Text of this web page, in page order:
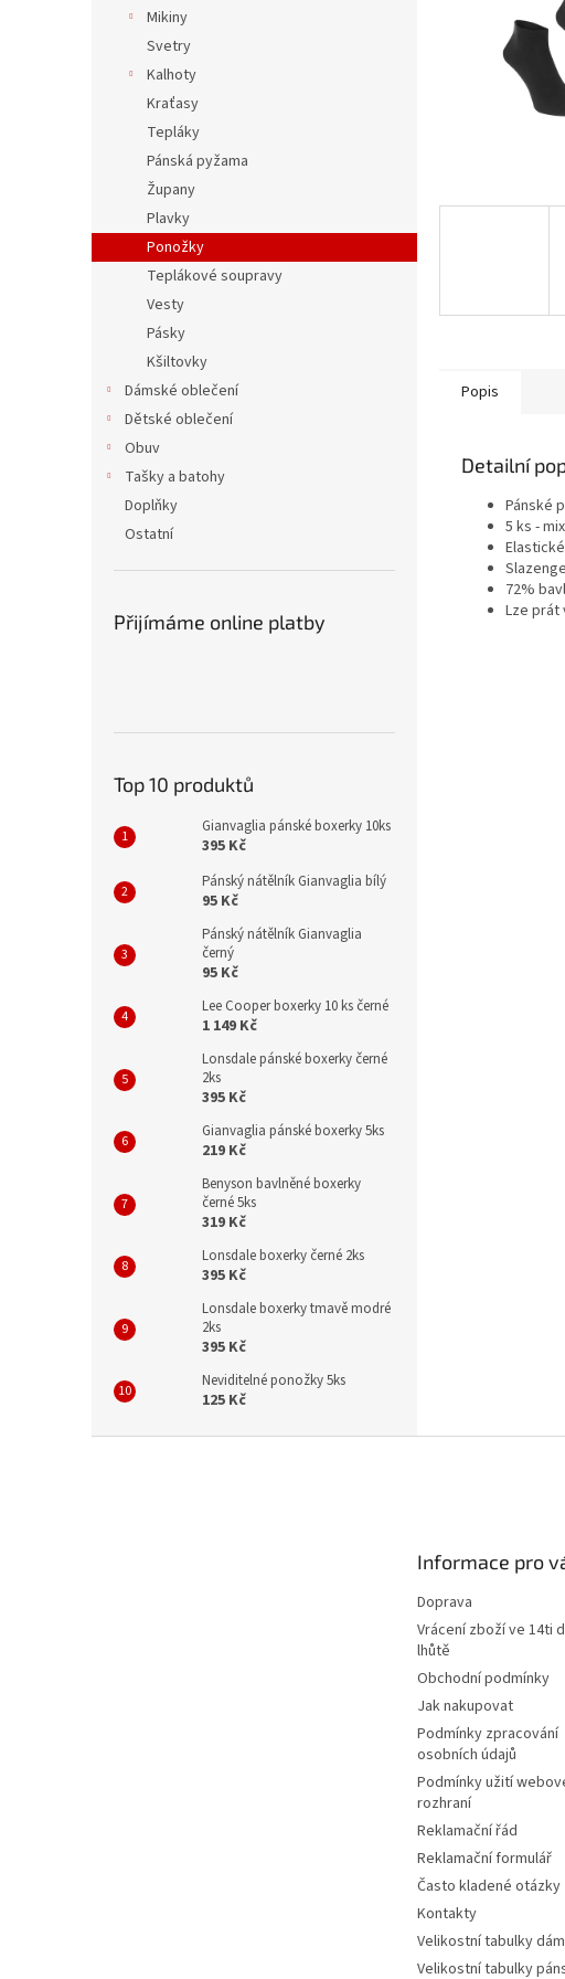
Mikiny
Svetry
Kalhoty
Kraťasy
Tepláky
Pánská pyžama
Župany
Plavky
Ponožky
Teplákové soupravy
Vesty
Pásky
Kšiltovky
Dámské oblečení
Dětské oblečení
Obuv
Tašky a batohy
Doplňky
Ostatní
Přijímáme online platby
Top 10 produktů
Gianvaglia pánské boxerky 10ks
395 Kč
Pánský nátělník Gianvaglia bílý
95 Kč
Pánský nátělník Gianvaglia
černý
95 Kč
Lee Cooper boxerky 10 ks černé
1 149 Kč
Lonsdale pánské boxerky černé
2ks
395 Kč
Gianvaglia pánské boxerky 5ks
219 Kč
Benyson bavlněné boxerky
černé 5ks
319 Kč
Lonsdale boxerky černé 2ks
395 Kč
Lonsdale boxerky tmavě modré
2ks
395 Kč
Neviditelné ponožky 5ks
125 Kč
Popis
Detailní
Pánské
5 ks -
72%
Lze prát
Informace pro
Doprava
Vrácení zboží ve 14ti
lhůtě
Obchodní podmínky
Jak nakupovat
Podmínky zpracování
osobních údajů
Podmínky užití
rozhraní
Reklamační řád
Reklamační formulář
Často kladené otázky
Kontakty
Velikostní tabulky
Velikostní tabulky